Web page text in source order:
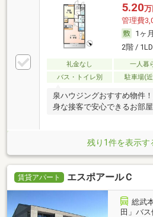
5.20万
管理費
1ヶ月
2階 /
礼金なし 一人暮
バス・トイレ別
駐車場(
泉ハウジングおすすめ物件
身な接客で安心できるお部
残り1件を表示す
賃貸アパート エスポアールＣ
総武
田」バス